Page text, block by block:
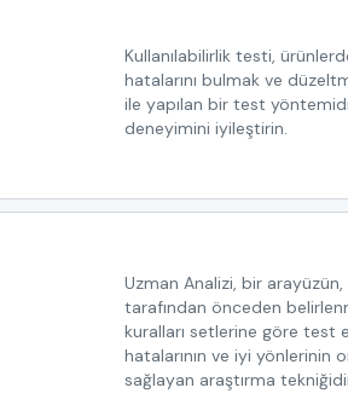
Kullanılabilirlik testi,
hatalarını bulmak ve
ile yapılan bir test
deneyimini iyileştirin.
Uzman Analizi, bir arayüzün,
tarafından önceden
kuralları setlerine göre test
hatalarının ve iyi yönlerinin
sağlayan araştırma